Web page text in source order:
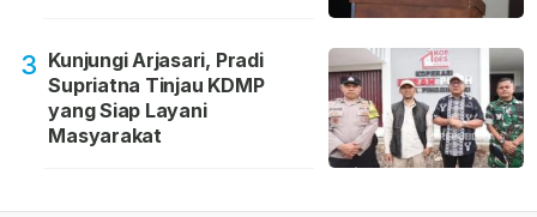
3 Kunjungi Arjasari, Pradi
Supriatna Tinjau KDMP
yang Siap Layani
Masyarakat